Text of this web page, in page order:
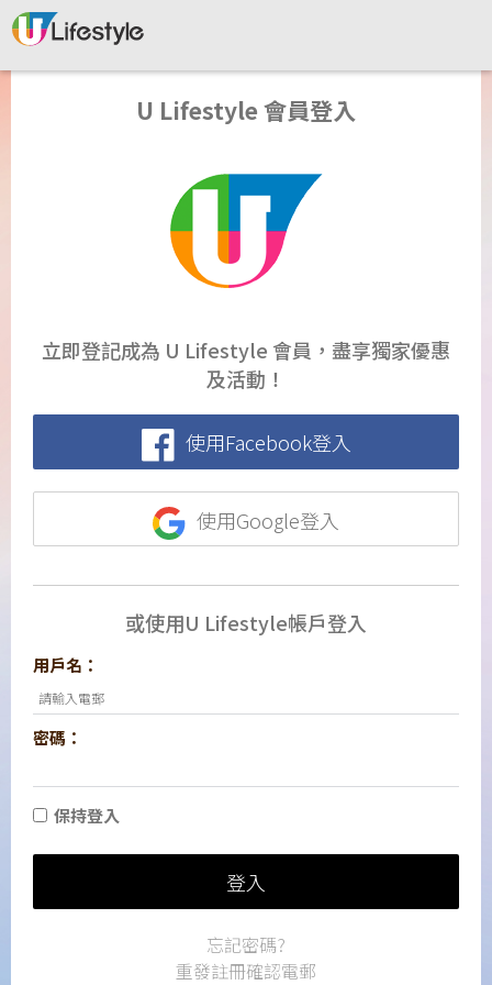
U Lifestyle 會員登入
立即登記成為 U Lifestyle 會員，盡享獨家優惠
及活動！
使用Facebook登入
使用Google登入
或使用U Lifestyle帳戶登入
用戶名：
密碼：
保持登入
登入
忘記密碼?
重發註冊確認電郵